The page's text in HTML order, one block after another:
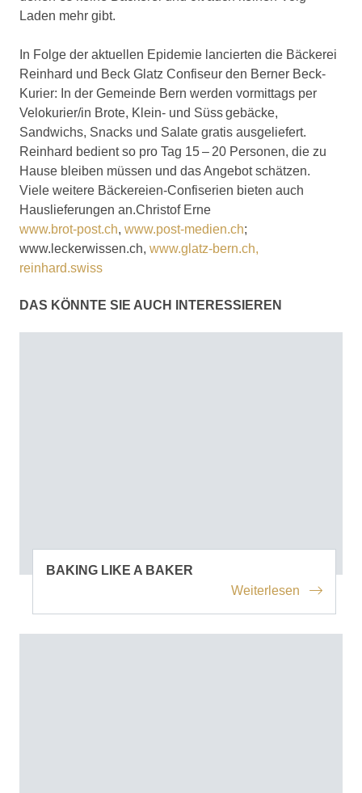
Laden mehr gibt.
In Folge der aktuellen Epidemie lancierten die Bäckerei
Reinhard und Beck Glatz Confiseur den Berner Beck-
Kurier: In der Gemeinde Bern werden vormittags per
Velokurier/in Brote, Klein- und Süss gebäcke,
Sandwichs, Snacks und Salate gratis ausgeliefert.
Reinhard bedient so pro Tag 15 – 20 Personen, die zu
Hause bleiben müssen und das Angebot schätzen.
Viele weitere Bäckereien-Confiserien bieten auch
Hauslieferungen an.Christof Erne
www.brot-post.ch, www.post-medien.ch;
www.leckerwissen.ch, www.glatz-bern.ch,
reinhard.swiss
DAS KÖNNTE SIE AUCH INTERESSIEREN
BAKING LIKE A BAKER
Weiterlesen